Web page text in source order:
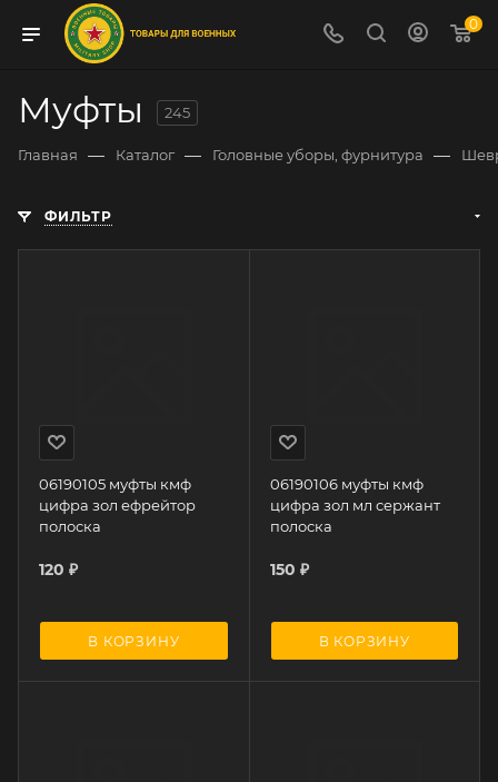
0
Муфты 245
Главная — Каталог — Головные уборы, фурнитура —
ФИЛЬТР
06190105 муфты кмф
цифра зол ефрейтор
полоска
120 ₽
В КОРЗИНУ
06190106 муфты кмф
цифра зол мл сержант
полоска
150 ₽
В КОРЗИНУ